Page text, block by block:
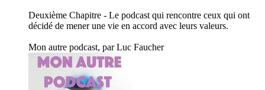
Deuxième Chapitre - Le podcast qui rencontre ceux qui ont
décidé de mener une vie en accord avec leurs valeurs.
Mon autre podcast, par Luc Faucher